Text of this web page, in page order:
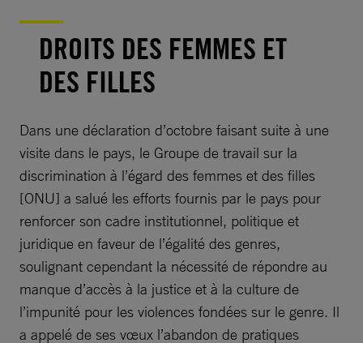
DROITS DES FEMMES ET
DES FILLES
Dans une déclaration d’octobre faisant suite à une
visite dans le pays, le Groupe de travail sur la
discrimination à l’égard des femmes et des filles
[ONU] a salué les efforts fournis par le pays pour
renforcer son cadre institutionnel, politique et
juridique en faveur de l’égalité des genres,
soulignant cependant la nécessité de répondre au
manque d’accès à la justice et à la culture de
l’impunité pour les violences fondées sur le genre. Il
a appelé de ses vœux l’abandon de pratiques